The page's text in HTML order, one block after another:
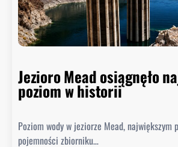
Jezioro Mead osiągnęło
poziom w historii
Poziom wody w jeziorze Mead, największym
pojemności zbiorniku…